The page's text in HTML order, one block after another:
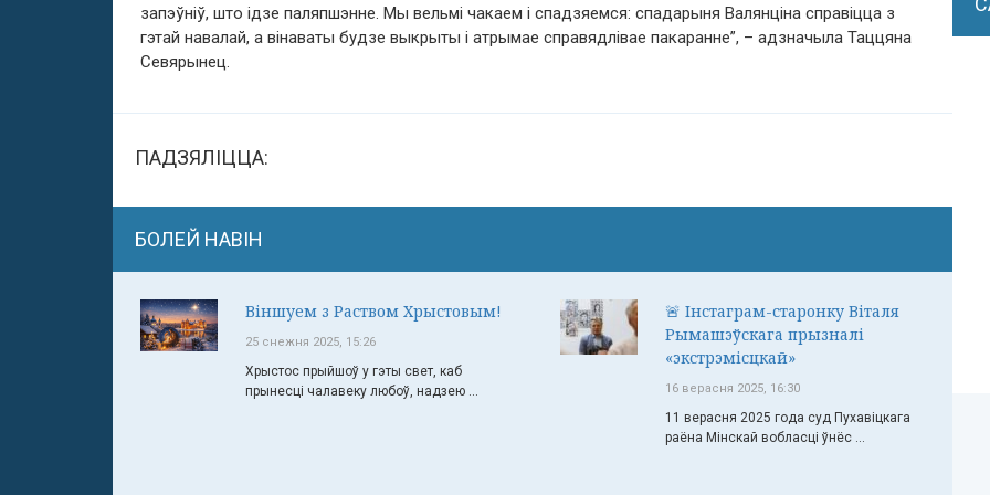
запэўніў, што ідзе паляпшэнне. Мы вельмі чакаем і спадзяемся: спадарыня Валянціна справіцца з
гэтай навалай, а вінаваты будзе выкрыты і атрымае справядлівае пакаранне”, – адзначыла Таццяна
Севярынец.
ПАДЗЯЛІЦЦА:
БОЛЕЙ НАВІН
Віншуем з Раством Хрыстовым!
25 снежня 2025, 15:26
Хрыстос прыйшоў у гэты свет, каб
прынесці чалавеку любоў, надзею ...
🚨 Інстаграм-старонку Віталя
Рымашэўскага прызналі
«экстрэмісцкай»
16 верасня 2025, 16:30
11 верасня 2025 года суд Пухавіцкага
раёна Мінскай вобласці ўнёс ...